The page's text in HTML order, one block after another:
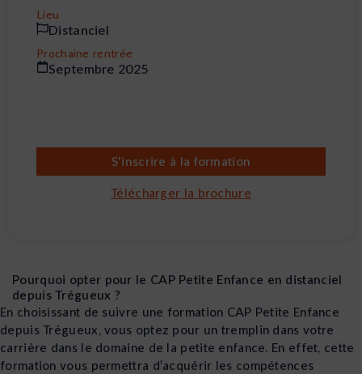
Lieu
Distanciel
Prochaine rentrée
Septembre 2025
S'inscrire à la formation
Télécharger la brochure
Pourquoi opter pour le CAP Petite Enfance en distanciel
depuis Trégueux ?
En choisissant de suivre une formation CAP Petite Enfance
depuis Trégueux, vous optez pour un tremplin dans votre
carrière dans le domaine de la petite enfance. En effet, cette
formation vous permettra d’acquérir les compétences